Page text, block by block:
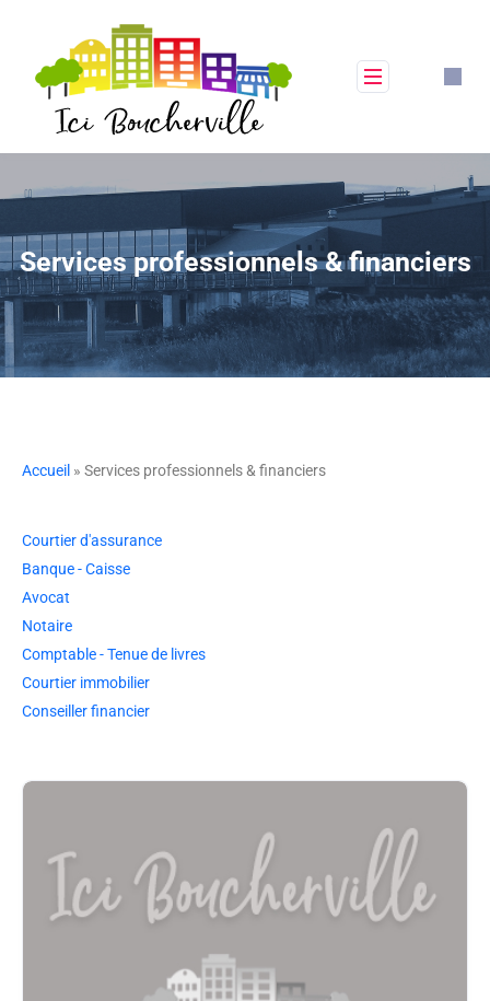
Services professionnels & financiers
Accueil » Services professionnels & financiers
Courtier d'assurance
Banque - Caisse
Avocat
Notaire
Comptable - Tenue de livres
Courtier immobilier
Conseiller financier